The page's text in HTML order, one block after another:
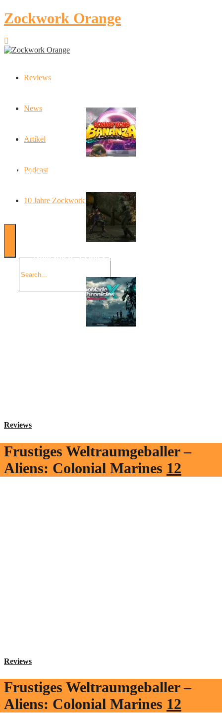
Zockwork Orange
Reviews
News
Artikel
Podcast
10 Jahre Zockwork Orange
Donkey Kong Bananza: “Ich mache alles kaputt!”
Angespielt: Legacy of Kain: Soul Reaver
Reviews
Frustiges Weltraumgeballer –
Aliens: Colonial Marines 12
Reviews
Frustiges Weltraumgeballer –
Aliens: Colonial Marines 12